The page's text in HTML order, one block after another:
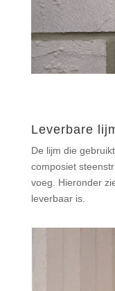
Leverbare
De lijm die
composiet
voeg. Hieronder
leverbaar is.